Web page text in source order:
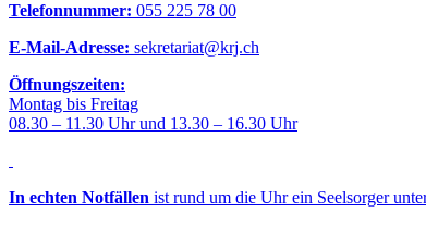
Telefonnummer: 055 225 78 00
E-Mail-Adresse: sekretariat@krj.ch
Öffnungszeiten:
Montag bis Freitag
08.30 – 11.30 Uhr und 13.30 – 16.30 Uhr
In echten Notfällen ist rund um die Uhr ein Seelsorger